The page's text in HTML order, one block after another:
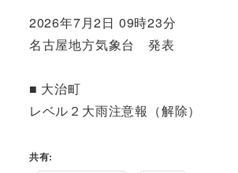
2026年7月2日 09時23分
名古屋地方気象台 発表
■ 大治町
レベル２大雨注意報（解除）
共有: